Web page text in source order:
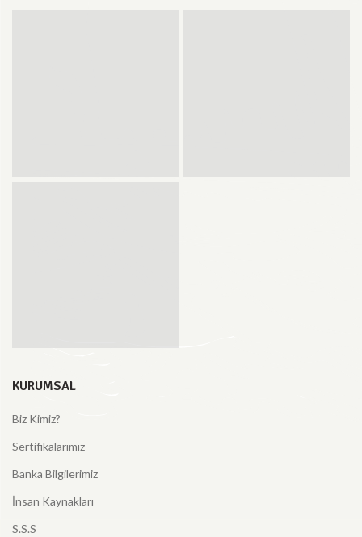
KURUMSAL
Biz Kimiz?
Sertifikalarımız
Banka Bilgilerimiz
İnsan Kaynakları
S.S.S